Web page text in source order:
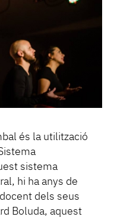
és la utilització
sistema
hi ha anys de
dels seus
Boluda, aquest